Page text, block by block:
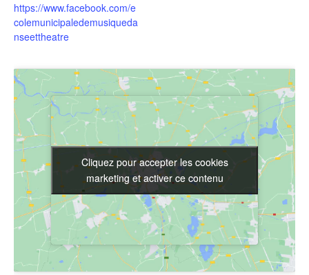
https://www.facebook.com/e
colemunicipaledemusiqueda
nseettheatre
Cliquez pour accepter les cookies
marketing et activer ce contenu
Cliquez pour accepter les cookies
marketing et activer ce contenu